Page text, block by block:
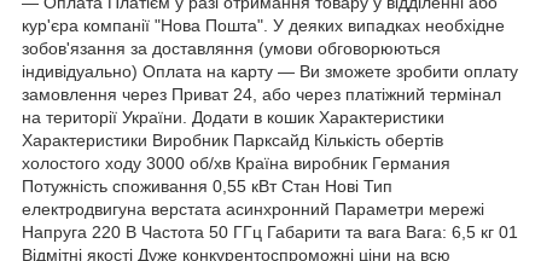
кур'єра компанії "Нова Пошта". У деяких випадках необхідне
зобов'язання за доставляння (умови обговорюються
індивідуально) Оплата на карту — Ви зможете зробити оплату
замовлення через Приват 24, або через платіжний термінал
на території України. Додати в кошик Характеристики
Характеристики Виробник Парксайд Кількість обертів
холостого ходу 3000 об/хв Країна виробник Германия
Потужність споживання 0,55 кВт Стан Нові Тип
електродвигуна верстата асинхронний Параметри мережі
Напруга 220 В Частота 50 ГГц Габарити та вага Вага: 6,5 кг 01
Відмітні якості Дуже конкурентоспроможні ціни на всю